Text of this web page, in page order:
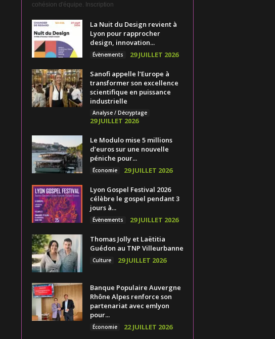
cohésion d'équipe. Inscription
La Nuit du Design revient à
Lyon pour rapprocher
design, innovation...
Évènements 29 JUILLET 2026
Sanofi appelle l’Europe à
transformer son excellence
scientifique en puissance
industrielle
Analyse / Décryptage
29 JUILLET 2026
Le Modulo mise 5 millions
d’euros sur une nouvelle
péniche pour...
Économie 29 JUILLET 2026
Lyon Gospel Festival 2026
célèbre le gospel pendant 3
jours à...
Évènements 29 JUILLET 2026
Thomas Jolly et Laëtitia
Guédon au TNP Villeurbanne
Culture 29 JUILLET 2026
Banque Populaire Auvergne
Rhône Alpes renforce son
partenariat avec emlyon
pour...
Économie 22 JUILLET 2026